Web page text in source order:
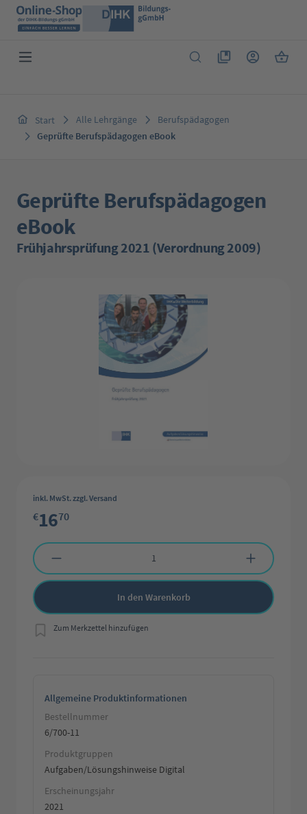
Zum Hauptinhalt springen
Du hast 0 Produkte
Start Alle Lehrgänge
Berufspädagogen
Geprüfte Berufspädagogen eBook
Geprüfte Berufspädagogen
eBook
Frühjahrsprüfung 2021 (Verordnung 2009)
inkl. MwSt. zzgl. Versand
€1670
Produkt Anzahl: Gib den gewünschten Wert ein oder benutze die
In den Warenkorb
Zum Merkzettel hinzufügen
Allgemeine Produktinformationen
Bestellnummer
6/700-11
Produktgruppen
Aufgaben/Lösungshinweise Digital
Erscheinungsjahr
2021